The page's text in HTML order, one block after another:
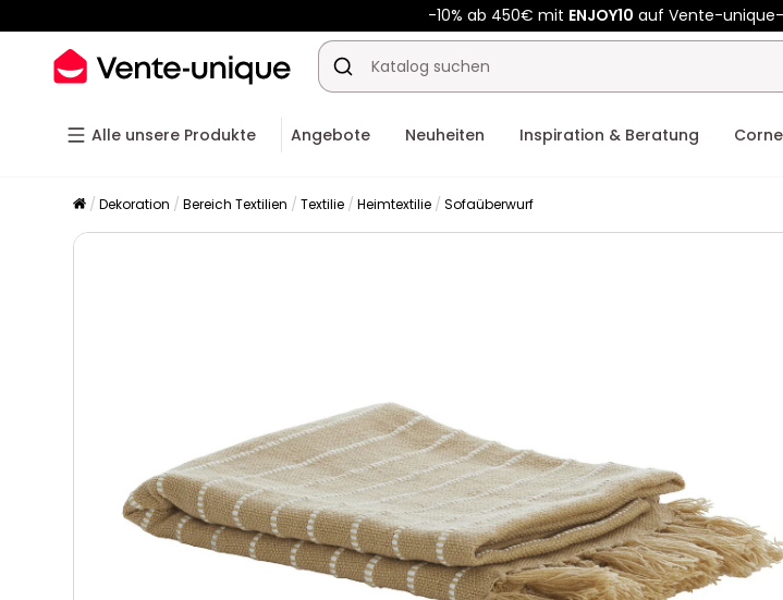
Kauf-unique wird zu Vente-unique -
-10% ab 450€ mitENJOY10auf Vente-
Alle unsere Produkte Angebote Neuheiten Inspiration & Beratung
Dekoration Bereich Textilien Textilie Heimtextilie Sofaüberwurf